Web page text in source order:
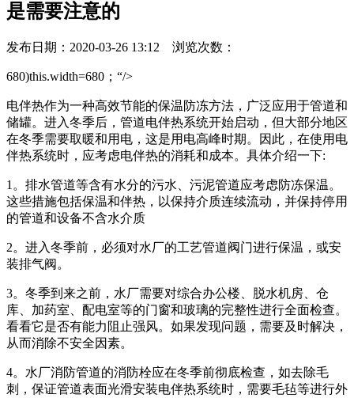
是需要注意的
发布日期：2020-03-26 13:12 浏览次数：
680)this.width=680；“/>
电伴热作为一种高效节能的保温防冻方法，广泛应用于管道和
储罐。进入冬季后，管道电伴热系统开始启动，但大部分地区
在冬季需要取暖和用电，这是用电高峰时期。因此，在使用电
伴热系统时，应考虑电伴热的消耗和成本。具体介绍一下:
1。排水管道等含有水分的污水、污泥管道应考虑防冻保温。
这些措施包括保温和伴热，以保持介质连续流动，并保持停用
的管道和设备不含水介质
2。进入冬季前，必须对水厂的工艺管道阀门进行保温，或安
装排气阀。
3。冬季到来之前，水厂需要对综合办公楼、脱水机房、仓
库、加药室、配电室等的门窗和玻璃的完整性进行全面检查。
看看它是否有能力阻止强风。如果发现问题，需要及时解决，
从而消除不安全因素。
4。水厂消防管道的消防栓应在冬季前彻底检查，如去除毛
刺，保证管道表面光滑安装电伴热系统时，需要毛毡等进行外